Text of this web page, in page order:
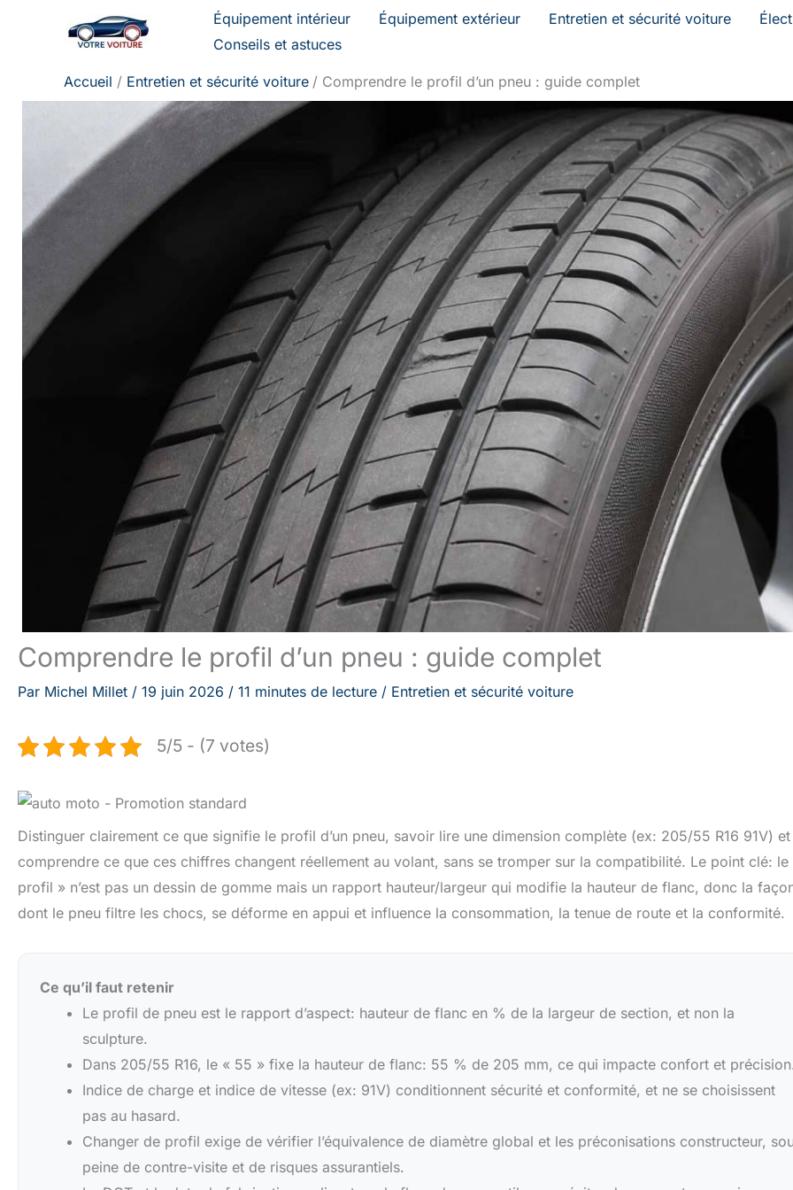
Équipement intérieur Équipement extérieur Entretien et sécurité voiture
Conseils et astuces
Accueil Entretien et sécurité voiture Comprendre le profil d’un pneu : guide complet
Comprendre le profil d’un pneu : guide complet
Par Michel Millet / 19 juin 2026 / 11 minutes de lecture / Entretien et sécurité voiture
5/5 - (7 votes)
Distinguer clairement ce que signifie le profil d’un pneu, savoir lire une dimension complète (ex: 205/55 R16 91V) et
comprendre ce que ces chiffres changent réellement au volant, sans se tromper sur la compatibilité. Le point clé: le
profil » n’est pas un dessin de gomme mais un rapport hauteur/largeur qui modifie la hauteur de flanc, donc la
dont le pneu filtre les chocs, se déforme en appui et influence la consommation, la tenue de route et la conformité.
Ce qu’il faut retenir
Le profil de pneu est le rapport d’aspect: hauteur de flanc en % de la largeur de section, et non la
sculpture.
Dans 205/55 R16, le « 55 » fixe la hauteur de flanc: 55 % de 205 mm, ce qui impacte confort et
Indice de charge et indice de vitesse (ex: 91V) conditionnent sécurité et conformité, et ne se choisissent
pas au hasard.
Changer de profil exige de vérifier l’équivalence de diamètre global et les préconisations constructeur,
peine de contre-visite et de risques assurantiels.